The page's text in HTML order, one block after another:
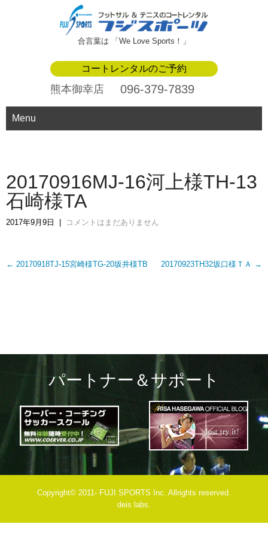
合言葉は 「We Love Sports！」
コートレンタルのご予約
熊本御幸店 096-379-7839
Menu
20170916MJ-16河上様TH-13
石崎様TA
2017年9月9日 コメントはまだありません
Post
← 20170918TJ-15宮崎様TG-20坂井様TB 20170923TH32坂口様ＴＡ →
パートナー＆サポート
Copyright© 2011- FUJI SPORTS Inc. Allrights reserved.
deis labs.